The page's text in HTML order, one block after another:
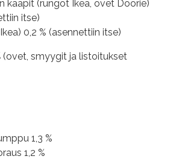
kaapit (rungot Ikea, ovet Doorie)
itse)
0,2 % (asennettiin itse)
(ovet, smyygit ja listoitukset
1,3 %
1,2 %